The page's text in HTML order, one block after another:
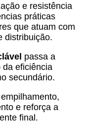
e resistência
práticas
que atuam com
distribuição.
passa a
da eficiência
secundário.
e reforça a
final.